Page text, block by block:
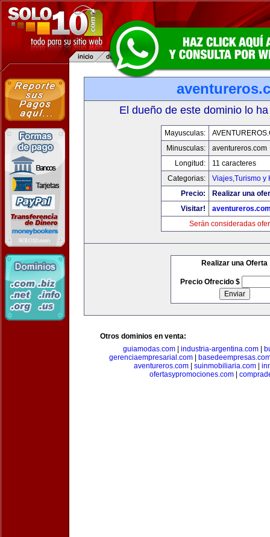
El dueño de este dominio lo
Mayusculas:
Minusculas:
aventureros.com
Longitud:
11 caracteres
Categorias:
Viajes,Turismo y
Precio:
Realizar una
Visitar!
Serán consideradas
Realizar una Oferta
Precio Ofrecido $
Otros dominios en venta:
guiamodas.com| industria-argentina.com|
gerenciaempresarial.com|
aventureros.com| suinmobiliaria.com|
ofertasypromociones.com|